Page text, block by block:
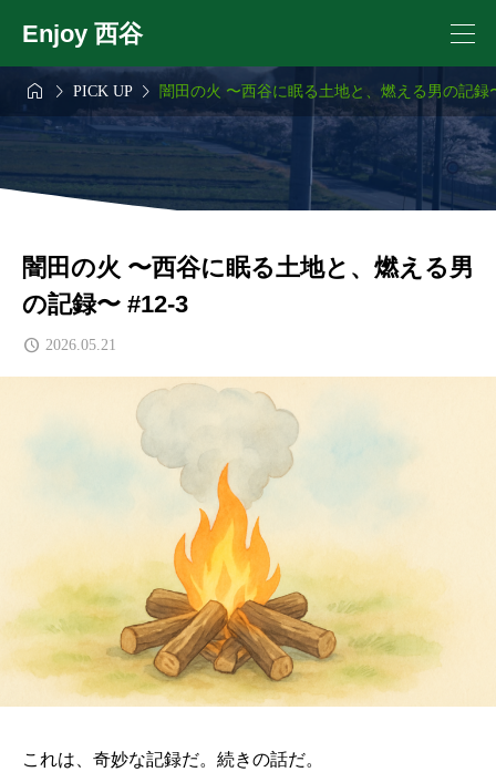
Enjoy 西谷
  PICK UP  闇田の火 〜西谷に眠る土地と、燃える男の記録
闇田の火 〜西谷に眠る土地と、燃える男
の記録〜 #12-3
2026.05.21
これは、奇妙な記録だ。続きの話だ。